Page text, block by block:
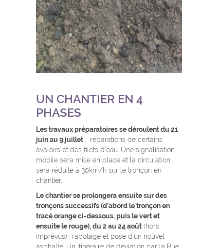
UN CHANTIER EN 4
PHASES
Les travaux préparatoires se déroulent du 21
juin au 9 juillet : réparations de certains
avaloirs et des filets d’eau. Une signalisation
mobile sera mise en place et la circulation
sera réduite à 30km/h sur le tronçon en
chantier.
Le chantier se prolongera ensuite sur des
tronçons successifs (d’abord le tronçon en
tracé orange ci-dessous, puis le vert et
ensuite le rouge), du 2 au 24 août (hors
imprévus) : rabotage et pose d’un nouvel